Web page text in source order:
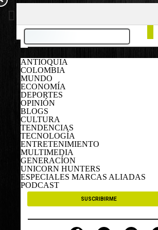
ANTIOQUIA
COLOMBIA
MUNDO
ECONOMÍA
DEPORTES
OPINIÓN
BLOGS
CULTURA
TENDENCIAS
TECNOLOGÍA
ENTRETENIMIENTO
MULTIMEDIA
GENERACÍON
UNICORN HUNTERS
ESPECIALES MARCAS ALIADAS
PODCAST
SUSCRIBIRME